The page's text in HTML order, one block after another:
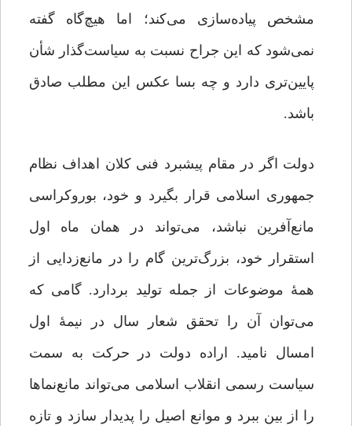
مشخص پیاده‌سازی می‌کند؛ اما هیچ‌گاه گفته
نمی‌شود که این جراح نسبت به سیاست‌گذار شأن
پایین‌تری دارد و چه بسا عکس این مطلب صادق
باشد.
دولت اگر در مقام پیشبرد فنی کلان‌ اهداف نظام
جمهوری اسلامی قرار بگیرد و خود، بوروکراسی
مانع‌آفرین نباشد، می‌تواند در همان ماه اول
استقرار خود، بزرگ‌ترین گام را در مانع‌زدایی از
همۀ موضوعات از جمله تولید بردارد. گامی که
می‌توان آن را تحقق شعار سال در نیمۀ اول
امسال نامید. اراده دولت در حرکت به سمت
سیاست رسمی انقلاب اسلامی می‌تواند مانع‌نماها
را از بین ببرد و موانع اصیل را پدیدار سازد و تازه